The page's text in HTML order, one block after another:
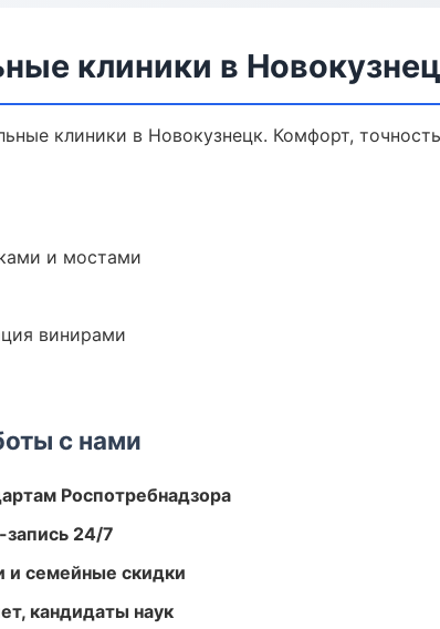
клиники в
клиники в Новокузнецк. Комфорт,
и мостами
винирами
с нами
Роспотребнадзора
запись 24/7
и семейные скидки
кандидаты наук